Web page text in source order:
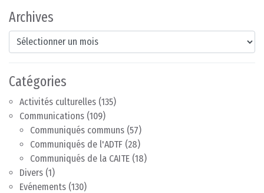
Archives
Archives
Catégories
Activités culturelles (135)
Communications (109)
Communiqués communs (57)
Communiqués de l'ADTF (28)
Communiqués de la CAITE (18)
Divers (1)
Evénements (130)